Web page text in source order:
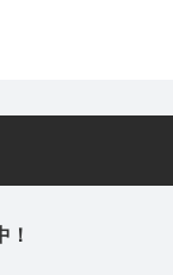
！